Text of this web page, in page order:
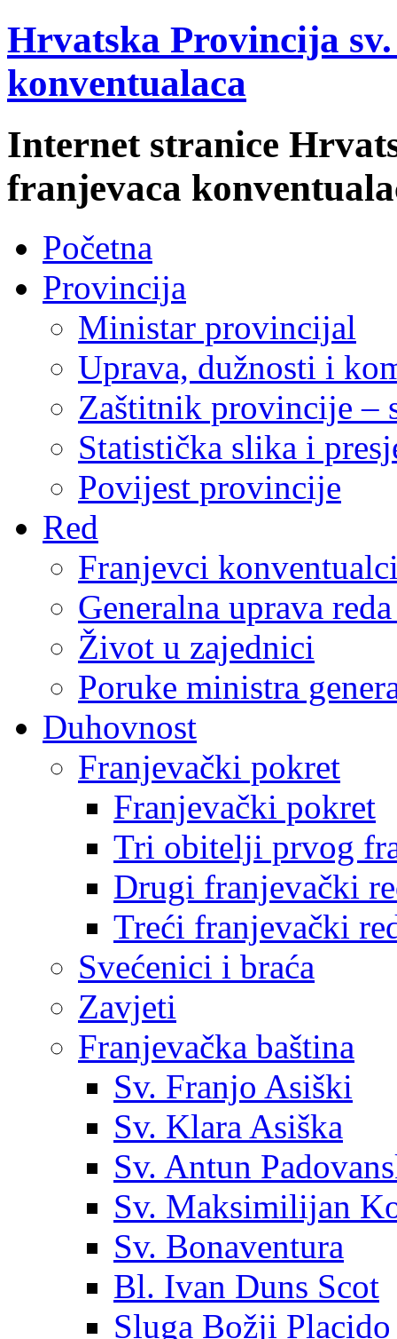
Hrvatska Provincija
konventualaca
Internet stranice
franjevaca
Početna
Provincija
Ministar provincijal
Uprava, dužnosti i
Zaštitnik provincije –
Statistička slika i
Povijest provincije
Red
Franjevci
Generalna uprava
Život u zajednici
Poruke ministra
Duhovnost
Franjevački pokret
Franjevački pokret
Tri obitelji prvog
Drugi franjevački
Treći franjevački
Svećenici i braća
Zavjeti
Franjevačka baština
Sv. Franjo Asiški
Sv. Klara Asiška
Sv. Antun
Sv. Maksimilijan
Sv. Bonaventura
Bl. Ivan Duns Scot
Sluga Božji Placido